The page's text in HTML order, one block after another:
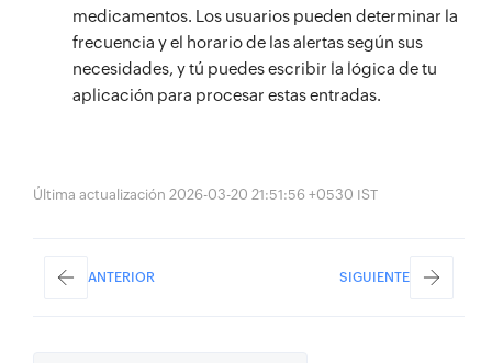
medicamentos. Los usuarios pueden determinar la
frecuencia y el horario de las alertas según sus
necesidades, y tú puedes escribir la lógica de tu
aplicación para procesar estas entradas.
Última actualización 2026-03-20 21:51:56 +0530 IST
ANTERIOR SIGUIENTE